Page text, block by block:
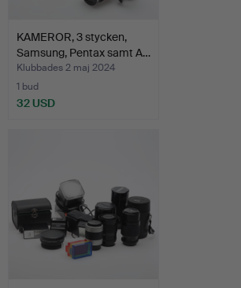
KAMEROR, 3 stycken,
Samsung, Pentax samt A…
Klubbades 2 maj 2024
1 bud
32 USD